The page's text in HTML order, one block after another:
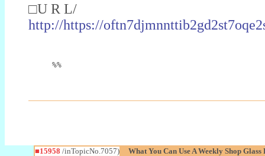
□U R L/
http://https://
%%
■15958 /inTopicNo.7057) What You Can Use A Weekly Shop